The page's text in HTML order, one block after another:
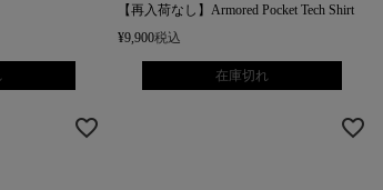
【再入荷なし】Armored Pocket Tech Shirt
¥9,900税込
在庫切れ